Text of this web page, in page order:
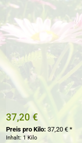
37,20 €
Preis pro Kilo: 37,20 € *
Inhalt: 1 Kilo